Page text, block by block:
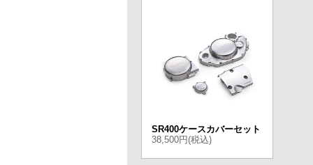
SR400ケースカバーセット
38,500円(税込)